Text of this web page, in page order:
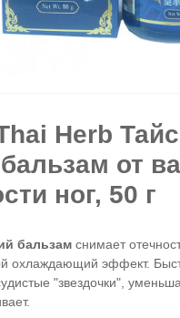
Herb
от
ног, 50 г
бальзам снимает
охлаждающий эффект.
"звездочки",